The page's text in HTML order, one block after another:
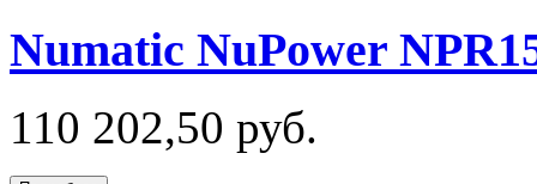
Numatic NuPower
110 202,50 руб.